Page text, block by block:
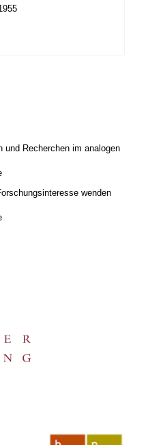
und Recherchen im analogen
wenden